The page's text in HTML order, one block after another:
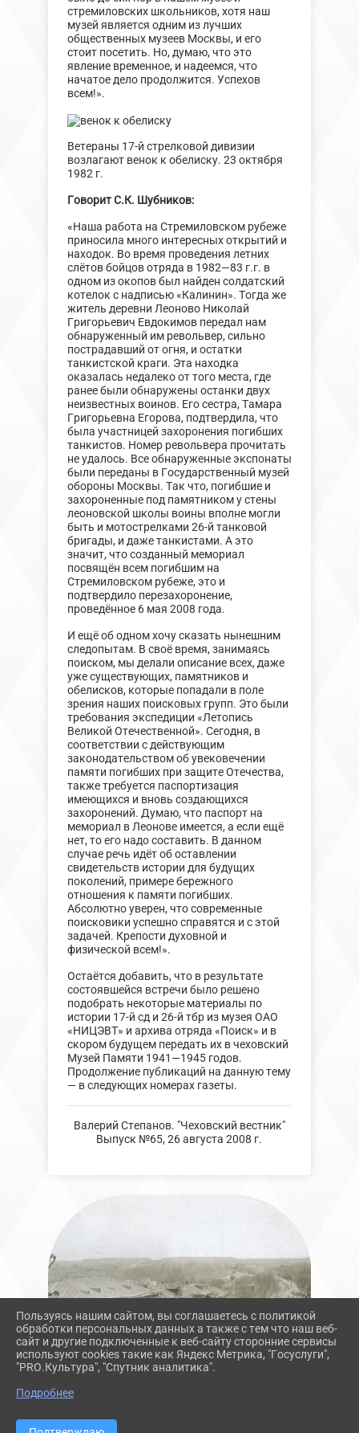
стремиловских школьников, хотя наш
музей является одним из лучших
общественных музеев Москвы, и его
стоит посетить. Но, думаю, что это
явление временное, и надеемся, что
начатое дело продолжится. Успехов
всем!».
Ветераны 17-й стрелковой дивизии
возлагают венок к обелиску. 23 октября
1982 г.
Говорит С.К. Шубников:
«Наша работа на Стремиловском рубеже
приносила много интересных открытий и
находок. Во время проведения летних
слётов бойцов отряда в 1982—83 г.г. в
одном из окопов был найден солдатский
котелок с надписью «Калинин». Тогда же
житель деревни Леоново Николай
Григорьевич Евдокимов передал нам
обнаруженный им револьвер, сильно
пострадавший от огня, и остатки
танкистской краги. Эта находка
оказалась недалеко от того места, где
ранее были обнаружены останки двух
неизвестных воинов. Его сестра, Тамара
Григорьевна Егорова, подтвердила, что
была участницей захоронения погибших
танкистов. Номер револьвера прочитать
не удалось. Все обнаруженные экспонаты
были переданы в Государственный музей
обороны Москвы. Так что, погибшие и
захороненные под памятником у стены
леоновской школы воины вполне могли
быть и мотострелками 26-й танковой
бригады, и даже танкистами. А это
значит, что созданный мемориал
посвящён всем погибшим на
Стремиловском рубеже, это и
подтвердило перезахоронение,
проведённое 6 мая 2008 года.
И ещё об одном хочу сказать нынешним
следопытам. В своё время, занимаясь
поиском, мы делали описание всех, даже
уже существующих, памятников и
обелисков, которые попадали в поле
зрения наших поисковых групп. Это были
требования экспедиции «Летопись
Великой Отечественной». Сегодня, в
соответствии с действующим
законодательством об увековечении
памяти погибших при защите Отечества,
также требуется паспортизация
имеющихся и вновь создающихся
захоронений. Думаю, что паспорт на
мемориал в Леонове имеется, а если ещё
нет, то его надо составить. В данном
случае речь идёт об оставлении
свидетельств истории для будущих
поколений, примере бережного
отношения к памяти погибших.
Абсолютно уверен, что современные
поисковики успешно справятся и с этой
задачей. Крепости духовной и
физической всем!».
Остаётся добавить, что в результате
состоявшейся встречи было решено
подобрать некоторые материалы по
истории 17-й сд и 26-й тбр из музея ОАО
«НИЦЭВТ» и архива отряда «Поиск» и в
скором будущем передать их в чеховский
Музей Памяти 1941—1945 годов.
Продолжение публикаций на данную тему
— в следующих номерах газеты.
Валерий Степанов. "Чеховский вестник"
Выпуск №65, 26 августа 2008 г.
Пользуясь нашим сайтом, вы соглашаетесь с политикой
обработки персональных данных а также с тем что наш веб-
сайт и другие подключенные к веб-сайту сторонние сервисы
используют cookies такие как Яндекс Метрика, "Госуслуги",
"PRO.Культура", "Спутник аналитика".
Подробнее